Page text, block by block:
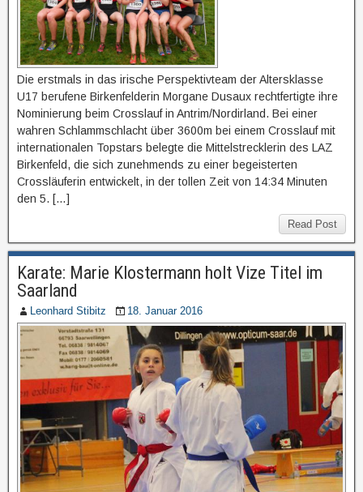
Die erstmals in das irische Perspektivteam der Altersklasse
U17 berufene Birkenfelderin Morgane Dusaux rechtfertigte ihre
Nominierung beim Crosslauf in Antrim/Nordirland. Bei einer
wahren Schlammschlacht über 3600m bei einem Crosslauf mit
internationalen Topstars belegte die Mittelstrecklerin des LAZ
Birkenfeld, die sich zunehmends zu einer begeisterten
Crossläuferin entwickelt, in der tollen Zeit von 14:34 Minuten
den 5. […]
Read Post
Karate: Marie Klostermann holt Vize Titel im
Saarland
Leonhard Stibitz 18. Januar 2016